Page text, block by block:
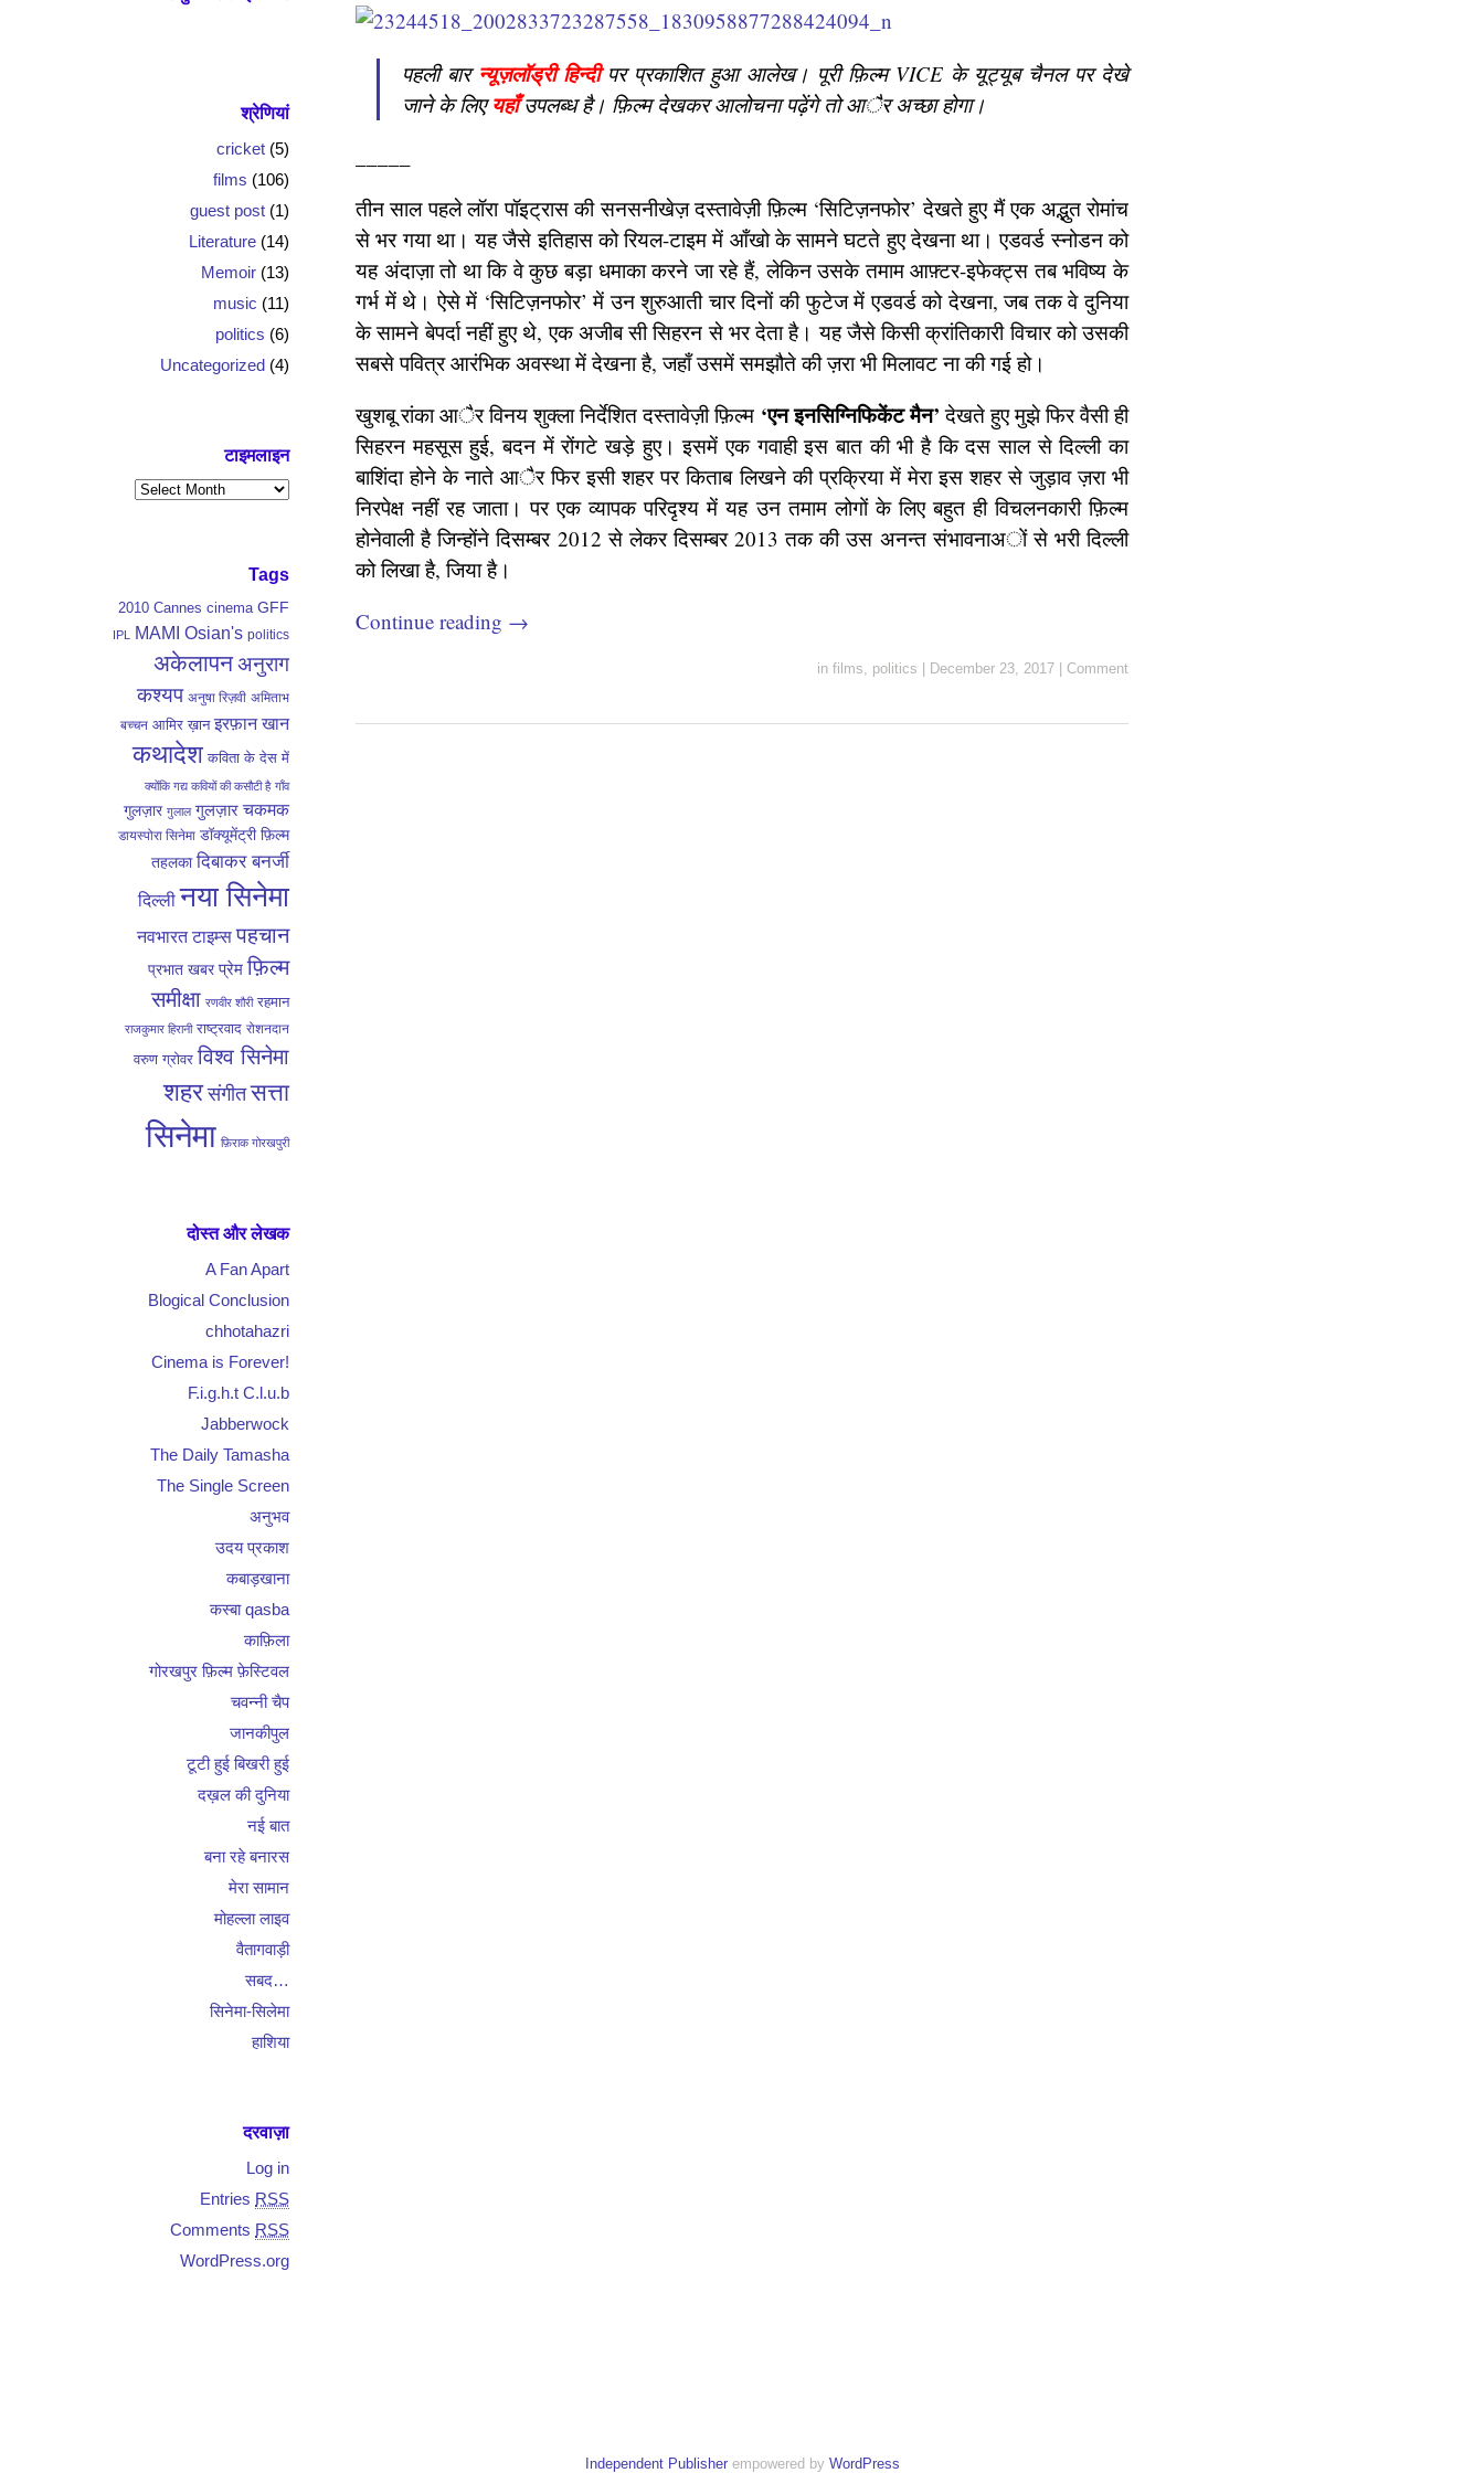
पहली बार न्यूज़लॉड्री हिन्दीपर प्रकाशित हुआ आलेख। पूरी फ़िल्म VICE के यूट्यूब चैनल पर देखे
जाने के लिएयहाँ उपलब्ध है। फ़िल्म देखकर आलोचना पढ़ेंगे तो आैर अच्छा होगा।
तीन साल पहले लॉरा पॉइट्रास की सनसनीखेज़ दस्तावेज़ी फ़िल्म ‘सिटिज़नफोर’ देखते हुए मैं एक अद्भुत रोमांच
से भर गया था। यह जैसे इतिहास को रियल-टाइम में आँखो के सामने घटते हुए देखना था। एडवर्ड स्नोडन को
यह अंदाज़ा तो था कि वे कुछ बड़ा धमाका करने जा रहे हैं, लेकिन उसके तमाम आफ़्टर-इफेक्ट्स तब भविष्य के
गर्भ में थे। ऐसे में ‘सिटिज़नफोर’ में उन शुरुआती चार दिनों की फुटेज में एडवर्ड को देखना, जब तक वे दुनिया
के सामने बेपर्दा नहीं हुए थे, एक अजीब सी सिहरन से भर देता है। यह जैसे किसी क्रांतिकारी विचार को उसकी
सबसे पवित्र आरंभिक अवस्था में देखना है, जहाँ उसमें समझौते की ज़रा भी मिलावट ना की गई हो।
खुशबू रांका आैर विनय शुक्ला निर्देशित दस्तावेज़ी फ़िल्म ‘एन इनसिग्निफिकेंट मैन’ देखते हुए मुझे फिर वैसी ही
सिहरन महसूस हुई, बदन में रोंगटे खड़े हुए। इसमें एक गवाही इस बात की भी है कि दस साल से दिल्ली का
बाशिंदा होने के नाते आैर फिर इसी शहर पर किताब लिखने की प्रक्रिया में मेरा इस शहर से जुड़ाव ज़रा भी
निरपेक्ष नहीं रह जाता। पर एक व्यापक परिदृश्य में यह उन तमाम लोगों के लिए बहुत ही विचलनकारी फ़िल्म
होनेवाली है जिन्होंने दिसम्बर 2012 से लेकर दिसम्बर 2013 तक की उस अनन्त संभावनाअों से भरी दिल्ली
को लिखा है, जिया है।
Continue reading →
in films, politics December 23, 2017 Comment
श्रेणियां
cricket (5)
films (106)
guest post (1)
Literature (14)
Memoir (13)
music (11)
politics (6)
Uncategorized (4)
टाइमलाइन
Tags
2010 Cannes cinema GFF
IPL MAMI Osian's politics
अकेलापनअनुराग
कश्यप अनुषा रिज़वी अमिताभ
बच्चन आमिर ख़ान इरफ़ान खान
कथादेश कविता के देस में
क्योंकि गद्य कवियों की कसौटी है गाँव
गुलज़ार गुलाल गुलज़ार चकमक
डायस्पोरा सिनेमा डॉक्यूमेंट्री फ़िल्म
तहलका दिबाकर बनर्जी
दिल्ली नया सिनेमा
नवभारत टाइम्स पहचान
प्रभात खबर प्रेम फ़िल्म
समीक्षा रणवीर शौरी रहमान
राजकुमार हिरानी राष्ट्रवाद रोशनदान
वरुण ग्रोवर विश्व सिनेमा
शहरसंगीतसत्ता
सिनेमा फ़िराक गोरखपुरी
दोस्त और लेखक
A Fan Apart
Blogical Conclusion
chhotahazri
Cinema is Forever!
F.i.g.h.t C.l.u.b
Jabberwock
The Daily Tamasha
The Single Screen
अनुभव
उदय प्रकाश
कबाड़खाना
कस्बा qasba
काफ़िला
गोरखपुर फ़िल्म फ़ेस्टिवल
चवन्नी चैप
जानकीपुल
टूटी हुई बिखरी हुई
दख़ल की दुनिया
नई बात
बना रहे बनारस
मेरा सामान
मोहल्ला लाइव
वैतागवाड़ी
सबद…
सिनेमा-सिलेमा
हाशिया
दरवाज़ा
Log in
Entries RSS
Comments RSS
WordPress.org
Independent Publisherempowered by WordPress